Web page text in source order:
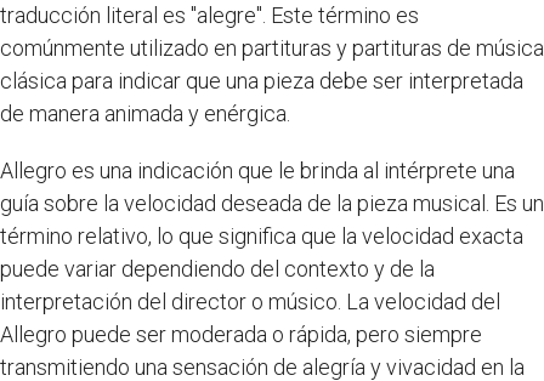
traducción literal es "alegre". Este término es
comúnmente utilizado en partituras y partituras de música
clásica para indicar que una pieza debe ser interpretada
de manera animada y enérgica.
Allegro es una indicación que le brinda al intérprete una
guía sobre la velocidad deseada de la pieza musical. Es un
término relativo, lo que significa que la velocidad exacta
puede variar dependiendo del contexto y de la
interpretación del director o músico. La velocidad del
Allegro puede ser moderada o rápida, pero siempre
transmitiendo una sensación de alegría y vivacidad en la